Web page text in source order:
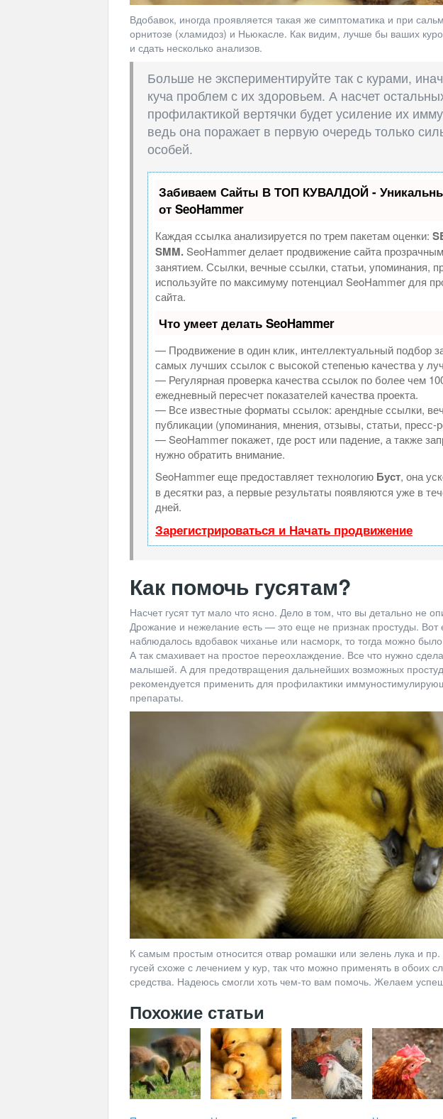
Вдобавок, иногда проявляется такая же симптоматика и при
орнитозе (хламидоз) и Ньюкасле. Как видим, лучше бы ваших
и сдать несколько анализов.
Больше не экспериментируйте так с курами,
куча проблем с их здоровьем. А насчет
профилактикой вертячки будет усиление их
ведь она поражает в первую очередь только
особей.
Забиваем Сайты В ТОП КУВАЛДОЙ -
от SeoHammer
Каждая ссылка анализируется по трем пакетам оценки:
SMM.SeoHammer делает продвижение сайта
занятием. Ссылки, вечные ссылки, статьи, упоминания,
используйте по максимуму потенциал SeoHammer для
сайта.
Что умеет делать SeoHammer
— Продвижение в один клик, интеллектуальный подбор
самых лучших ссылок с высокой степенью качества у
— Регулярная проверка качества ссылок по более чем
ежедневный пересчет показателей качества проекта.
— Все известные форматы ссылок: арендные ссылки,
публикации (упоминания, мнения, отзывы, статьи, пресс-
— SeoHammer покажет, где рост или падение, а также
нужно обратить внимание.
SeoHammer еще предоставляет технологию Буст, она
в десятки раз, а первые результаты появляются уже в
дней.
Зарегистрироваться и Начать продвижение
Как помочь гусятам?
Насчет гусят тут мало что ясно. Дело в том, что вы детально не
Дрожание и нежелание есть — это еще не признак простуды. Вот
наблюдалось вдобавок чиханье или насморк, то тогда можно
А так смахивает на простое переохлаждение. Все что нужно
малышей. А для предотвращения дальнейших возможных
рекомендуется применить для профилактики
препараты.
К самым простым относится отвар ромашки или зелень лука и
гусей схоже с лечением у кур, так что можно применять в обоих
средства. Надеюсь смогли хоть чем-то вам помочь. Желаем
Похожие статьи